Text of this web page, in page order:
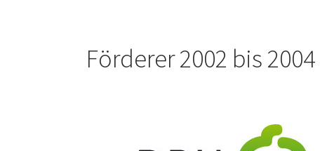
Förderer 2002 bis 2004